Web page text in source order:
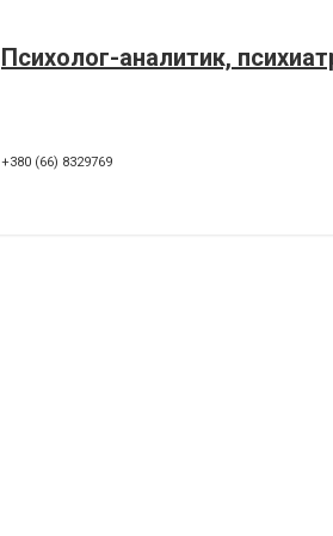
Психолог-аналитик,
+380 (66) 8329769